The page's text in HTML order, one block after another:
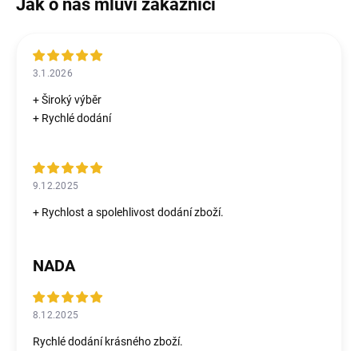
3.1.2026
+ Široký výběr
+ Rychlé dodání
9.12.2025
+ Rychlost a spolehlivost dodání zboží.
NADA
8.12.2025
Rychlé dodání krásného zboží.